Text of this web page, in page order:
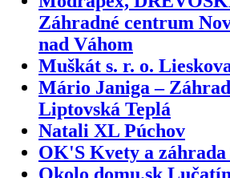
Záhradné centrum
nad Váhom
Muškát s. r. o.
Mário Janiga –
Liptovská Teplá
Natali XL Púchov
OK'S Kvety a záhrada